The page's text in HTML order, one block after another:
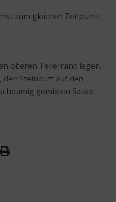
zum gleichen Zeitpunkt
oberen Tellerrand legen.
den Steinbutt auf den
gemixten Sauce